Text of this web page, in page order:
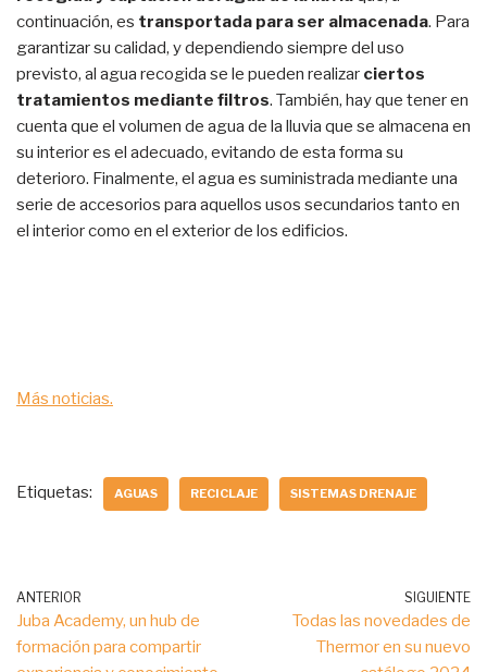
continuación, es transportada para ser almacenada. Para
garantizar su calidad, y dependiendo siempre del uso
previsto, al agua recogida se le pueden realizar ciertos
tratamientos mediante filtros. También, hay que tener en
cuenta que el volumen de agua de la lluvia que se almacena en
su interior es el adecuado, evitando de esta forma su
deterioro. Finalmente, el agua es suministrada mediante una
serie de accesorios para aquellos usos secundarios tanto en
el interior como en el exterior de los edificios.
Más noticias.
Etiquetas: AGUAS RECICLAJE SISTEMAS DRENAJE
ANTERIOR
Juba Academy, un hub de
formación para compartir
SIGUIENTE
Todas las novedades de
Thermor en su nuevo